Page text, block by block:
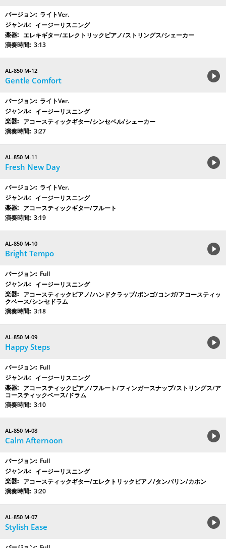
ライトVer.
イージーリスニング
エレキギター/エレクトリックピアノ/ストリングス/シェーカー
3:13
AL-850 M-12
Gentle Comfort
ライトVer.
イージーリスニング
アコースティックギター/シンセベル/シェーカー
3:27
AL-850 M-11
Fresh New Day
ライトVer.
イージーリスニング
アコースティックギター/フルート
3:19
AL-850 M-10
Bright Tempo
Full
イージーリスニング
アコースティックピアノ/ハンドクラップ/ボンゴ/コンガ/アコースティッ
クベース/シンセドラム
3:18
AL-850 M-09
Happy Steps
Full
イージーリスニング
アコースティックピアノ/フルート/フィンガースナップ/ストリングス/ア
コースティックベース/ドラム
3:10
AL-850 M-08
Calm Afternoon
Full
イージーリスニング
アコースティックギター/エレクトリックピアノ/タンバリン/カホン
3:20
AL-850 M-07
Stylish Ease